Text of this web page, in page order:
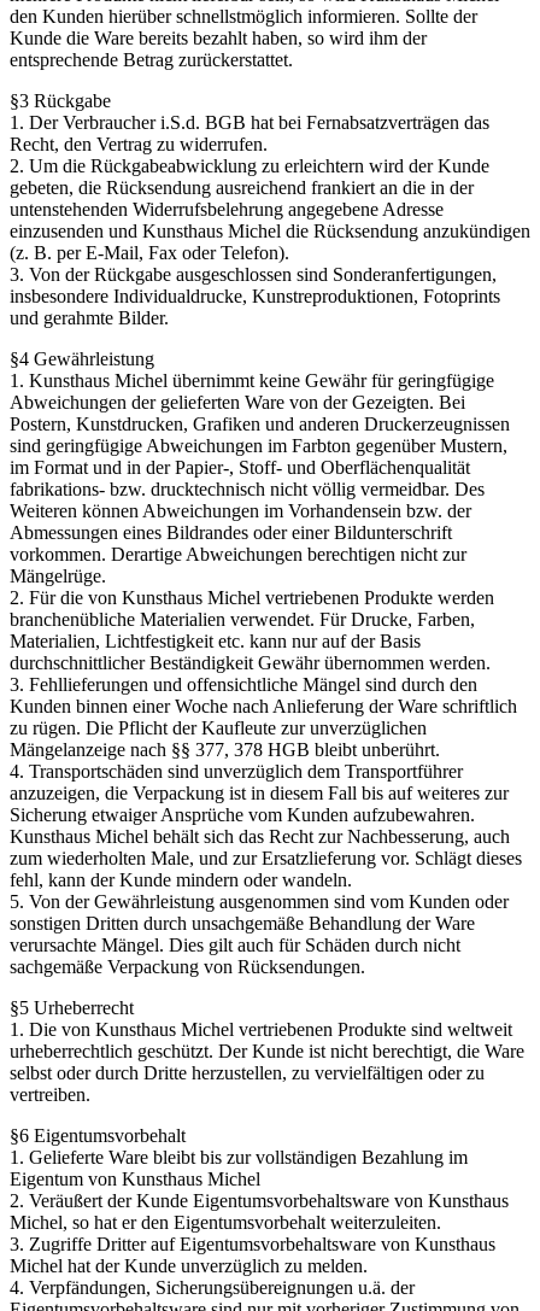
den Kunden hierüber schnellstmöglich informieren. Sollte der
Kunde die Ware bereits bezahlt haben, so wird ihm der
entsprechende Betrag zurückerstattet.
§3 Rückgabe
1. Der Verbraucher i.S.d. BGB hat bei Fernabsatzverträgen das
Recht, den Vertrag zu widerrufen.
2. Um die Rückgabeabwicklung zu erleichtern wird der Kunde
gebeten, die Rücksendung ausreichend frankiert an die in der
untenstehenden Widerrufsbelehrung angegebene Adresse
einzusenden und Kunsthaus Michel die Rücksendung anzukündigen
(z. B. per E-Mail, Fax oder Telefon).
3. Von der Rückgabe ausgeschlossen sind Sonderanfertigungen,
insbesondere Individualdrucke, Kunstreproduktionen, Fotoprints
und gerahmte Bilder.
§4 Gewährleistung
1. Kunsthaus Michel übernimmt keine Gewähr für geringfügige
Abweichungen der gelieferten Ware von der Gezeigten. Bei
Postern, Kunstdrucken, Grafiken und anderen Druckerzeugnissen
sind geringfügige Abweichungen im Farbton gegenüber Mustern,
im Format und in der Papier-, Stoff- und Oberflächenqualität
fabrikations- bzw. drucktechnisch nicht völlig vermeidbar. Des
Weiteren können Abweichungen im Vorhandensein bzw. der
Abmessungen eines Bildrandes oder einer Bildunterschrift
vorkommen. Derartige Abweichungen berechtigen nicht zur
Mängelrüge.
2. Für die von Kunsthaus Michel vertriebenen Produkte werden
branchenübliche Materialien verwendet. Für Drucke, Farben,
Materialien, Lichtfestigkeit etc. kann nur auf der Basis
durchschnittlicher Beständigkeit Gewähr übernommen werden.
3. Fehllieferungen und offensichtliche Mängel sind durch den
Kunden binnen einer Woche nach Anlieferung der Ware schriftlich
zu rügen. Die Pflicht der Kaufleute zur unverzüglichen
Mängelanzeige nach §§ 377, 378 HGB bleibt unberührt.
4. Transportschäden sind unverzüglich dem Transportführer
anzuzeigen, die Verpackung ist in diesem Fall bis auf weiteres zur
Sicherung etwaiger Ansprüche vom Kunden aufzubewahren.
Kunsthaus Michel behält sich das Recht zur Nachbesserung, auch
zum wiederholten Male, und zur Ersatzlieferung vor. Schlägt dieses
fehl, kann der Kunde mindern oder wandeln.
5. Von der Gewährleistung ausgenommen sind vom Kunden oder
sonstigen Dritten durch unsachgemäße Behandlung der Ware
verursachte Mängel. Dies gilt auch für Schäden durch nicht
sachgemäße Verpackung von Rücksendungen.
§5 Urheberrecht
1. Die von Kunsthaus Michel vertriebenen Produkte sind weltweit
urheberrechtlich geschützt. Der Kunde ist nicht berechtigt, die Ware
selbst oder durch Dritte herzustellen, zu vervielfältigen oder zu
vertreiben.
§6 Eigentumsvorbehalt
1. Gelieferte Ware bleibt bis zur vollständigen Bezahlung im
Eigentum von Kunsthaus Michel
2. Veräußert der Kunde Eigentumsvorbehaltsware von Kunsthaus
Michel, so hat er den Eigentumsvorbehalt weiterzuleiten.
3. Zugriffe Dritter auf Eigentumsvorbehaltsware von Kunsthaus
Michel hat der Kunde unverzüglich zu melden.
4. Verpfändungen, Sicherungsübereignungen u.ä. der